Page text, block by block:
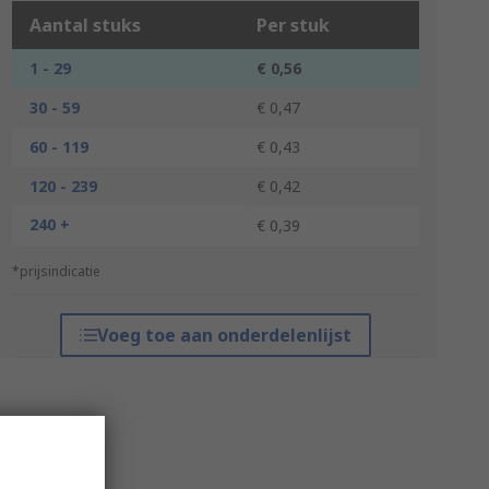
Aantal stuks Per stuk
1 - 29
€ 0,56
30 - 59
€ 0,47
60 - 119
€ 0,43
120 - 239
€ 0,42
240 +
€ 0,39
*prijsindicatie
Voeg toe aan onderdelenlijst